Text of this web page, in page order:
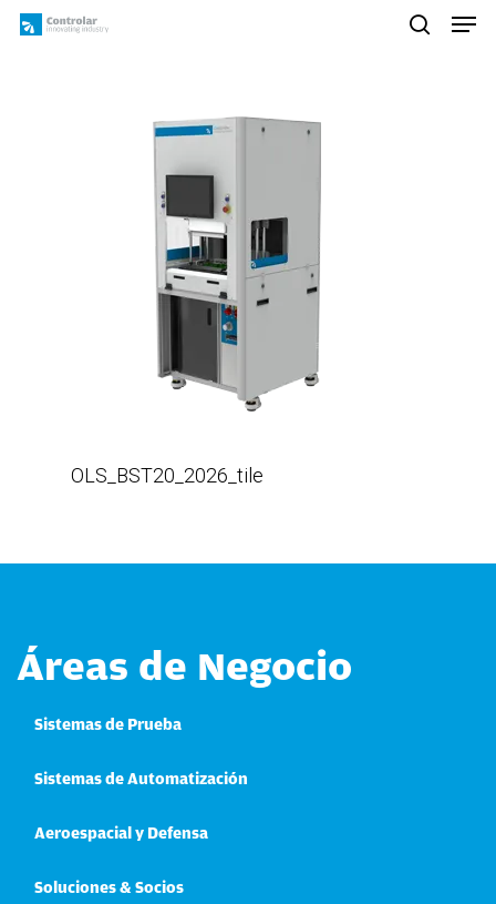
Skip
OLS_BST20_2026_tile
Áreas de Negocio
Sistemas de Prueba
Sistemas de Automatización
Aeroespacial y Defensa
Soluciones & Socios